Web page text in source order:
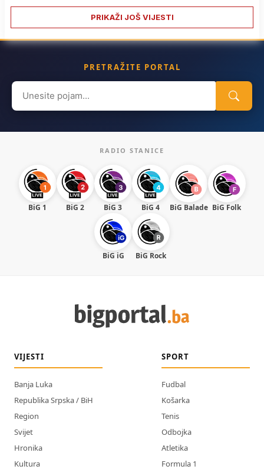
PRIKAŽI JOŠ VIJESTI
PRETRAŽITE PORTAL
Search
for:
RADIO STANICE
BiG 1 BiG 2 BiG 3 BiG 4 BiG Balade BiG Folk
BiG iG BiG Rock
VIJESTI
Banja Luka
Republika Srpska / BiH
Region
Svijet
Hronika
Kultura
SPORT
Fudbal
Košarka
Tenis
Odbojka
Atletika
Formula 1